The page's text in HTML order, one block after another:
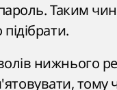
пароль. Таким
нижнього
тому